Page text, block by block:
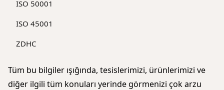
ISO 50001
ISO 45001
ZDHC
Tüm bu bilgiler ışığında, tesislerimizi, ürünlerimizi ve
diğer ilgili tüm konuları yerinde görmenizi çok arzu